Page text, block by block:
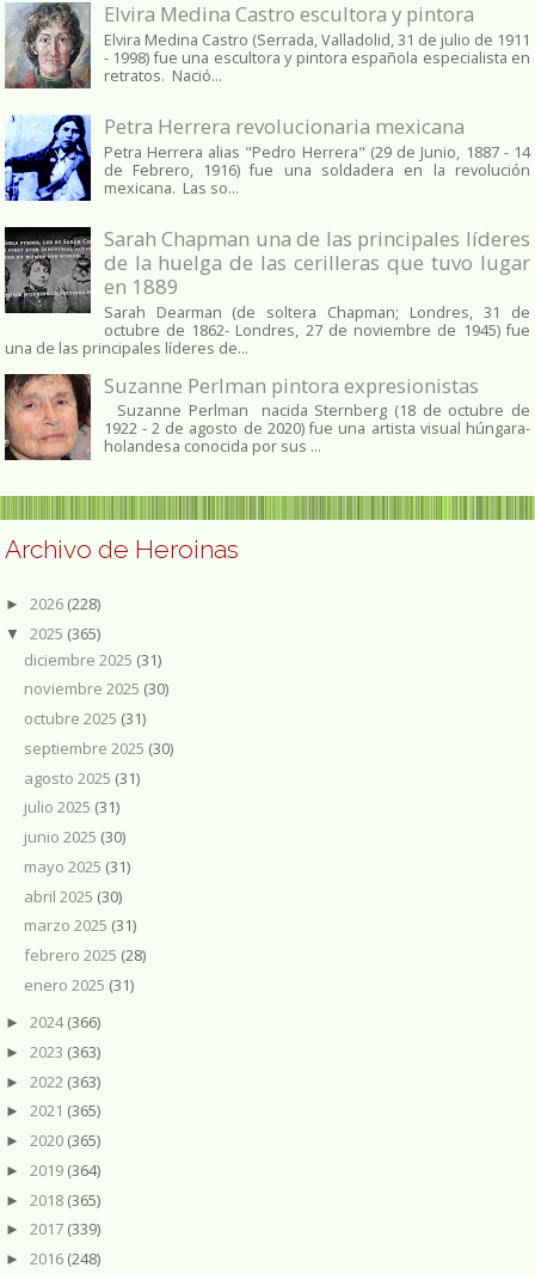
Elvira Medina Castro escultora y pintora
Elvira Medina Castro (Serrada, Valladolid, 31 de julio de 1911
- 1998) fue una escultora y pintora española especialista en
retratos. Nació...
Petra Herrera revolucionaria mexicana
Petra Herrera alias "Pedro Herrera" (29 de Junio, 1887 - 14
de Febrero, 1916) fue una soldadera en la revolución
mexicana. Las so...
Sarah Chapman una de las principales líderes
de la huelga de las cerilleras que tuvo lugar
en 1889
Sarah Dearman (de soltera Chapman; Londres, 31 de
octubre de 1862​- Londres, 27 de noviembre de 1945)​ fue
una de las principales líderes de...
Suzanne Perlman pintora expresionistas
Suzanne Perlman nacida Sternberg (18 de octubre de
1922 - 2 de agosto de 2020) fue una artista visual húngara-
holandesa conocida por sus ...
Archivo de Heroinas
► 2026 (228)
▼ 2025 (365)
diciembre 2025 (31)
noviembre 2025 (30)
octubre 2025 (31)
septiembre 2025 (30)
agosto 2025 (31)
julio 2025 (31)
junio 2025 (30)
mayo 2025 (31)
abril 2025 (30)
marzo 2025 (31)
febrero 2025 (28)
enero 2025 (31)
► 2024(366)
► 2023 (363)
► 2022 (363)
► 2021 (365)
► 2020 (365)
► 2019 (364)
► 2018 (365)
► 2017 (339)
► 2016 (248)